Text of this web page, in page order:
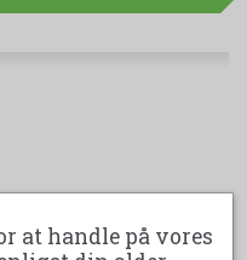
at handle på vores